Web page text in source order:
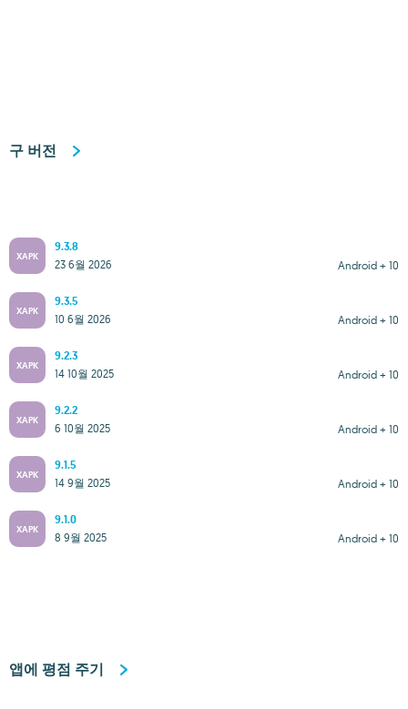
구 버전
XAPK
9.3.8
Android + 10
23 6월 2026
XAPK
9.3.5
Android + 10
10 6월 2026
XAPK
9.2.3
Android + 10
14 10월 2025
XAPK
9.2.2
Android + 10
6 10월 2025
XAPK
9.1.5
Android + 10
14 9월 2025
XAPK
9.1.0
Android + 10
8 9월 2025
앱에 평점 주기